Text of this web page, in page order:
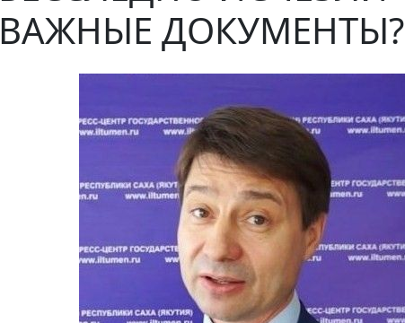
ВАЖНЫЕ ДОКУМЕНТЫ?